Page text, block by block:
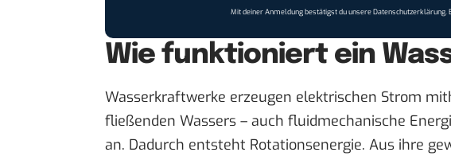
Mit deiner Anmeldung bestätigst du unsereDatenschutzerklärung.
Wie funktioniert ein
Wasserkraftwerke erzeugen elektrischen Strom
fließenden Wassers – auch fluidmechanische
an. Dadurch entsteht Rotationsenergie. Aus ihre